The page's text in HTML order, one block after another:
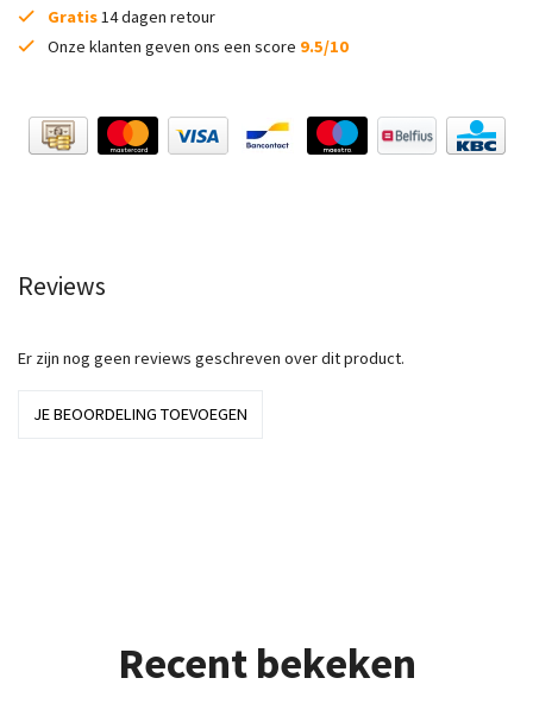
Gratis14 dagen retour
Onze klanten geven ons een score 9.5/10
Reviews
Er zijn nog geen reviews geschreven over dit product.
JE BEOORDELING TOEVOEGEN
Recent bekeken